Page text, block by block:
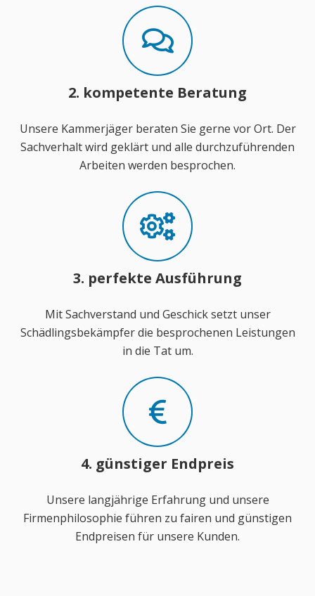
2. kompetente Beratung
Unsere Kammerjäger beraten Sie gerne vor Ort. Der
Sachverhalt wird geklärt und alle durchzuführenden
Arbeiten werden besprochen.
3. perfekte Ausführung
Mit Sachverstand und Geschick setzt unser
Schädlingsbekämpfer die besprochenen Leistungen
in die Tat um.
4. günstiger Endpreis
Unsere langjährige Erfahrung und unsere
Firmenphilosophie führen zu fairen und günstigen
Endpreisen für unsere Kunden.